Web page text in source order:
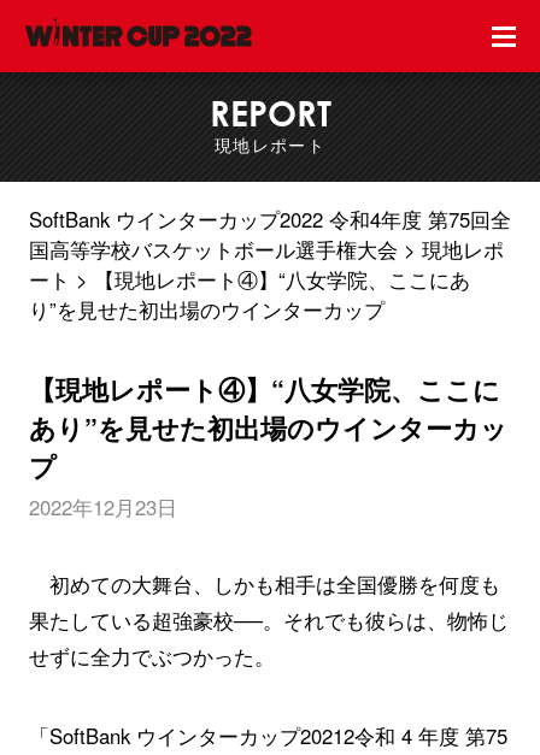
REPORT
現地レポート
SoftBank ウインターカップ2022 令和4年度 第75回全
国高等学校バスケットボール選手権大会
現地レポ
ート
【現地レポート④】“八女学院、ここにあ
り”を見せた初出場のウインターカップ
【現地レポート④】“八女学院、ここに
あり”を見せた初出場のウインターカッ
プ
2022年12月23日
初めての大舞台、しかも相手は全国優勝を何度も
果たしている超強豪校──。それでも彼らは、物怖じ
せずに全力でぶつかった。
「SoftBank ウインターカップ20212令和 4 年度 第75